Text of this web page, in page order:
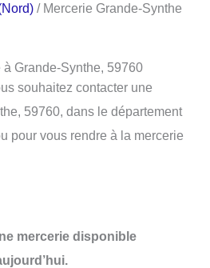
/ Mercerie Grande-Synthe
Grande-Synthe, 59760
souhaitez contacter une
59760, dans le département
pour vous rendre à la mercerie
mercerie disponible